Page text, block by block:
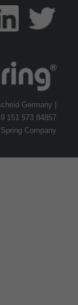
Germany |
151 573 84857
Company